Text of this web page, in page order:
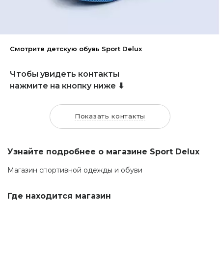
Смотрите детскую обувь Sport Delux
Чтобы увидеть контакты
нажмите на кнопку ниже ⬇
Показать контакты
Узнайте подробнее о магазине Sport Delux
Магазин спортивной одежды и обуви
Где находится магазин